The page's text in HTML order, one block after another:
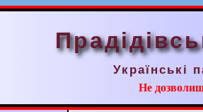
Українські
Не дозволиш